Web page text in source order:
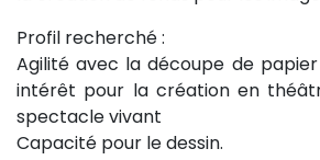
Profil recherché :
Agilité avec la découpe de
intérêt pour la création en
spectacle vivant
Capacité pour le dessin.